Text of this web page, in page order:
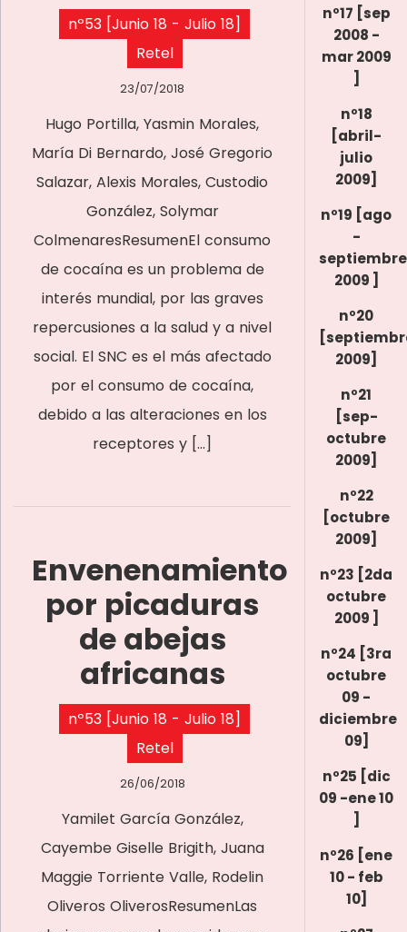
nº53 [Junio 18 - Julio 18]
Retel
23/07/2018
Hugo Portilla, Yasmin Morales,
María Di Bernardo, José Gregorio
Salazar, Alexis Morales, Custodio
González, Solymar
ColmenaresResumenEl consumo
de cocaína es un problema de
interés mundial, por las graves
repercusiones a la salud y a nivel
social. El SNC es el más afectado
por el consumo de cocaína,
debido a las alteraciones en los
receptores y […]
Envenenamiento
por picaduras
de abejas
africanas
nº53 [Junio 18 - Julio 18]
Retel
26/06/2018
Yamilet García González,
Cayembe Giselle Brigith, Juana
Maggie Torriente Valle, Rodelin
Oliveros OliverosResumenLas
nº17 [sep
2008 -
mar 2009
]
nº18
[abril-
julio
2009]
nº19 [ago
-
septiembre
2009 ]
nº20
2009]
nº21
[sep-
octubre
2009]
nº22
[octubre
2009]
nº23 [2da
octubre
2009 ]
nº24 [3ra
octubre
09 -
diciembre
09]
nº25 [dic
09 -ene 10
]
nº26 [ene
10 - feb
10]